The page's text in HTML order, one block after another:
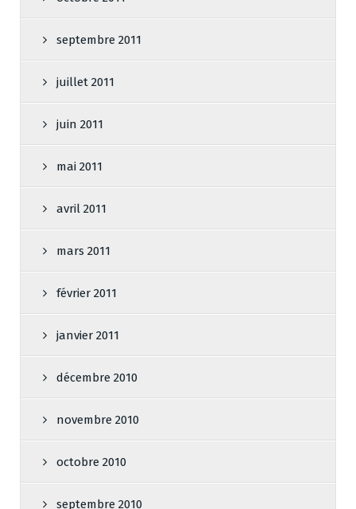
septembre 2011
juillet 2011
juin 2011
mai 2011
avril 2011
mars 2011
février 2011
janvier 2011
décembre 2010
novembre 2010
octobre 2010
septembre 2010